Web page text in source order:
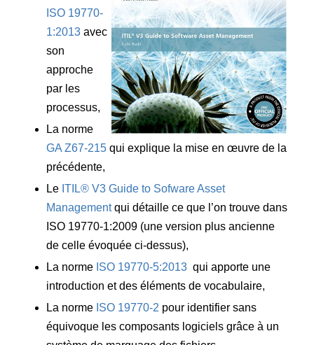
ISO 19770-
1:2013 avec
son
approche
par les
processus,
La norme
GA Z67-215 qui explique la mise en œuvre de la
précédente,
Le ITIL® V3 Guide to Sofware Asset
Managementqui détaille ce que l’on trouve dans
ISO 19770-1:2009 (une version plus ancienne
de celle évoquée ci-dessus),
La norme ISO 19770-5:2013 qui apporte une
introduction et des éléments de vocabulaire,
La norme ISO 19770-2 pour identifier sans
équivoque les composants logiciels grâce à un